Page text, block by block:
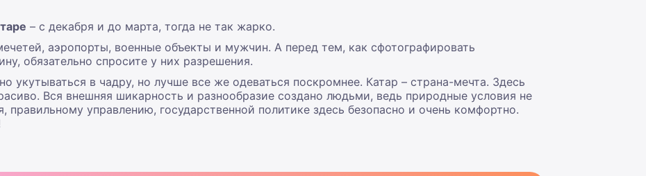
– с декабря и до марта, тогда не так жарко.
аэропорты, военные объекты и мужчин. А перед тем, как сфотографировать
обязательно спросите у них разрешения.
укутываться в чадру, но лучше все же одеваться поскромнее. Катар – страна-мечта. Здесь
Вся внешняя шикарность и разнообразие создано людьми, ведь природные условия не
правильному управлению, государственной политике здесь безопасно и очень комфортно.